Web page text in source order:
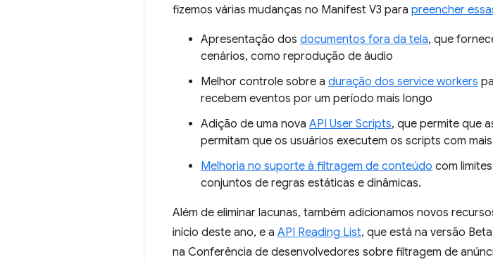
fizemos várias mudanças no Manifest V3 para preencher
Apresentação dos documentos fora da tela, que
cenários, como reprodução de áudio
Melhor controle sobre a duração dos service workers
recebem eventos por um período mais longo
Adição de uma nova API User Scripts, que permite que
permitam que os usuários executem os scripts com
Melhoria no suporte à filtragem de conteúdo com
conjuntos de regras estáticas e dinâmicas.
Além de eliminar lacunas, também adicionamos novos
início deste ano, e a API Reading List, que está na versão
na Conferência de desenvolvedores sobre filtragem de